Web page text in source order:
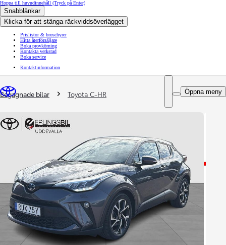
Hoppa till huvudinnehåll (Tryck på Enter)
Snabblänkar
Klicka för att stänga räckviddsöverlägget
Prislistor & broschyrer
Hitta återförsäljare
Boka provkörning
Kontakta verkstad
Boka service
Kontaktinformation
Öppna meny
You are here
Begagnade bilar Toyota C-HR